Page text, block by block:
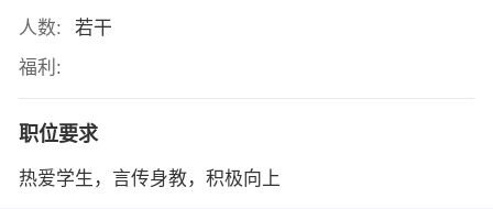
人数:
若干
福利:
职位要求
热爱学生，言传身教，积极向上